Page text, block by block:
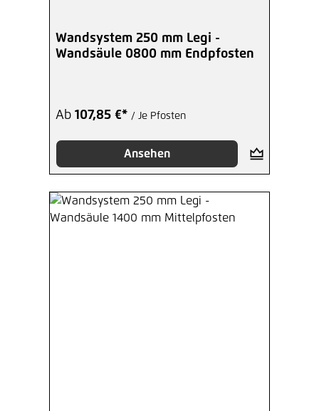
Wandsystem 250 mm Legi -
Wandsäule 0800 mm Endpfosten
Ab 107,85 €* / Je Pfosten
Ansehen